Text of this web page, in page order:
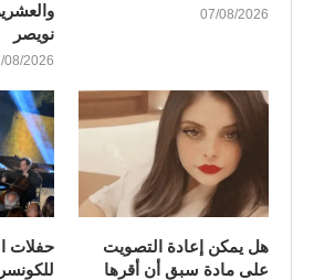
07/08/2026
نويصر
08/2026
هل يمكن إعادة التصويت
على مادة سبق أن أقرها
​حفلات